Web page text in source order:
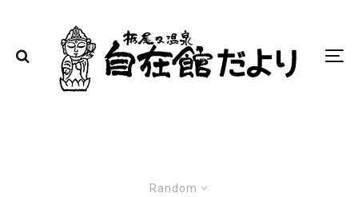
Random